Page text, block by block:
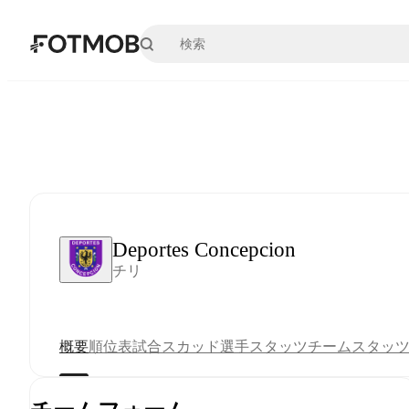
メインコンテンツへスキップ
Deportes Concepcion
チリ
概要順位表試合スカッド選手スタッツチームスタッツ